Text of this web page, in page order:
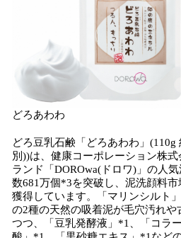
どろあわわ
どろ豆乳石鹸「どろあわわ」(110g
別))は、健康コーポレーション株
ランド「DOROwa(ドロワ)」の人
数681万個*3を突破し、泥洗顔料
獲得しています。「マリンシルト
の2種の天然の吸着泥が毛穴汚れや
つつ、「豆乳発酵液」*1、「コラ